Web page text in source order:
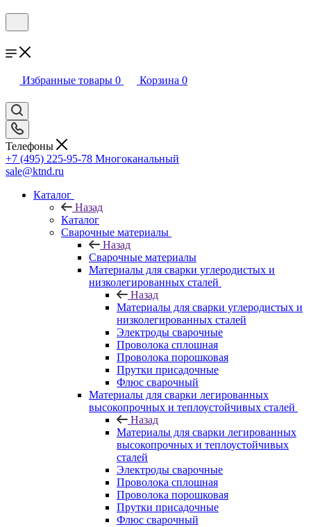
Избранные товары 0 Корзина 0
Телефоны
+7 (495) 225-95-78 Многоканальный
sale@ktnd.ru
Каталог
Назад
Каталог
Сварочные материалы
Назад
Сварочные материалы
Материалы для сварки углеродистых и
низколегированных сталей
Назад
Материалы для сварки углеродистых и
низколегированных сталей
Электроды сварочные
Проволока сплошная
Проволока порошковая
Прутки присадочные
Флюс сварочный
Материалы для сварки легированных
высокопрочных и теплоустойчивых сталей
Назад
Материалы для сварки легированных
высокопрочных и теплоустойчивых
сталей
Электроды сварочные
Проволока сплошная
Проволока порошковая
Прутки присадочные
Флюс сварочный